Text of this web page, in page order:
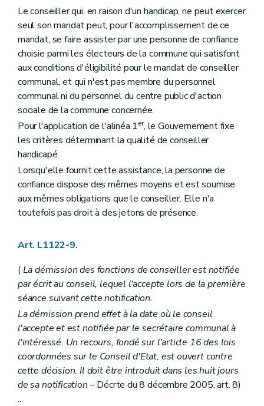
Art. L2212-39
Art. L2212-40
Art. L2212-41
Art. L2212-42
Art. L2212-43
Art. L2212-44
Art. L2212-45
Sous-section 2 Réunions et délibérations du collège provincial
Art. L2212-46
Sous-section 3 Attributions du collège provincial
Art. L2212-47
Art. L2212-48
Section 4 Le gouverneur
Art. L2212-51
Art. L2212-52
Art. L2212-53
Art. L2212-54
Section 5
Art. L2212-57
Art. L2212-58
Art. L2212-59
Art. L2212-60
Art. L2212-61
Sous-section 2 Le receveur
Art. L2212-62
Art. L2212-63
Art. L2212-64
Art. L2212-65
Art. L2212-66
Le conseiller qui, en raison d'un handicap, ne peut exercer
seul son mandat peut, pour l'accomplissement de ce
mandat, se faire assister par une personne de confiance
choisie parmi les électeurs de la commune qui satisfont
aux conditions d'éligibilité pour le mandat de conseiller
communal, et qui n'est pas membre du personnel
communal ni du personnel du centre public d'action
sociale de la commune concernée.
Pour l'application de l'alinéa 1er, le Gouvernement fixe
les critères déterminant la qualité de conseiller
handicapé.
Lorsqu'elle fournit cette assistance, la personne de
confiance dispose des mêmes moyens et est soumise
aux mêmes obligations que le conseiller. Elle n'a
toutefois pas droit à des jetons de présence.
Art. L1122-9.
(La démission des fonctions de conseiller est notifiée
par écrit au conseil, lequel l'accepte lors de la première
séance suivant cette notification.
La démission prend effet à la date où le conseil
l'accepte et est notifiée par le secrétaire communal à
l'intéressé. Un recours, fondé sur l'article 16 des lois
coordonnées sur le Conseil d'Etat, est ouvert contre
cette décision. Il doit être introduit dans les huit jours
de sa notification – Décrte du 8 décembre 2005, art. 8)
..